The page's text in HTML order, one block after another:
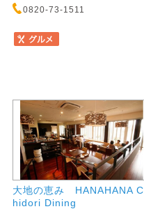
0820-73-1511
大地の恵み HANAHANA C
hidori Dining